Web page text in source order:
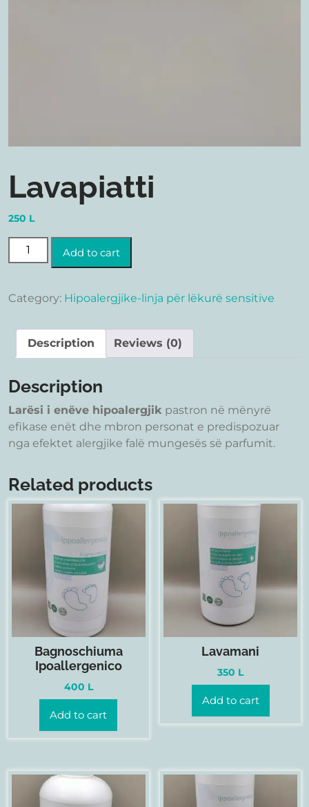
Lavapiatti
250 L
Lavapiatti quantity
Add to cart
Category: Hipoalergjike-linja për lëkurë sensitive
Description Reviews (0)
Description
Larësi i enëve hipoalergjik pastron në mënyrë
efikase enët dhe mbron personat e predispozuar
nga efektet alergjike falë mungesës së parfumit.
Related products
Bagnoschiuma
Ipoallergenico
400 L
Add to cart
Lavamani
350 L
Add to cart